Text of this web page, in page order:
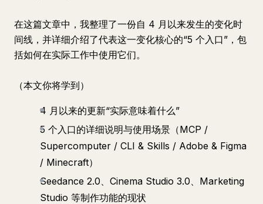
在这篇文章中，我整理了一份自 4 月以来发生的变化时
间线，并详细介绍了代表这一变化核心的“5 个入口”，包
括如何在实际工作中使用它们。
（本文你将学到）
4 月以来的更新“实际意味着什么”
5 个入口的详细说明与使用场景（MCP /
Supercomputer / CLI & Skills / Adobe & Figma
/ Minecraft）
Seedance 2.0、Cinema Studio 3.0、Marketing
Studio 等制作功能的现状